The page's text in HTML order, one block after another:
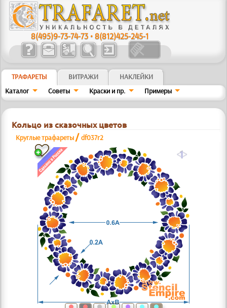
8(495)9-73-74-73 •8(812)425-245-1
ТРАФАРЕТЫ ВИТРАЖИ
НАКЛЕЙКИ
Каталог
Советы Краски и пр. Примеры
Кольцо из сказочных цветов
Круглые трафареты /df037r2
a